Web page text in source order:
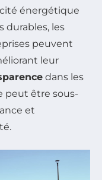
énergétique
durables, les
peuvent
leur
dans les
peut être sous-
et